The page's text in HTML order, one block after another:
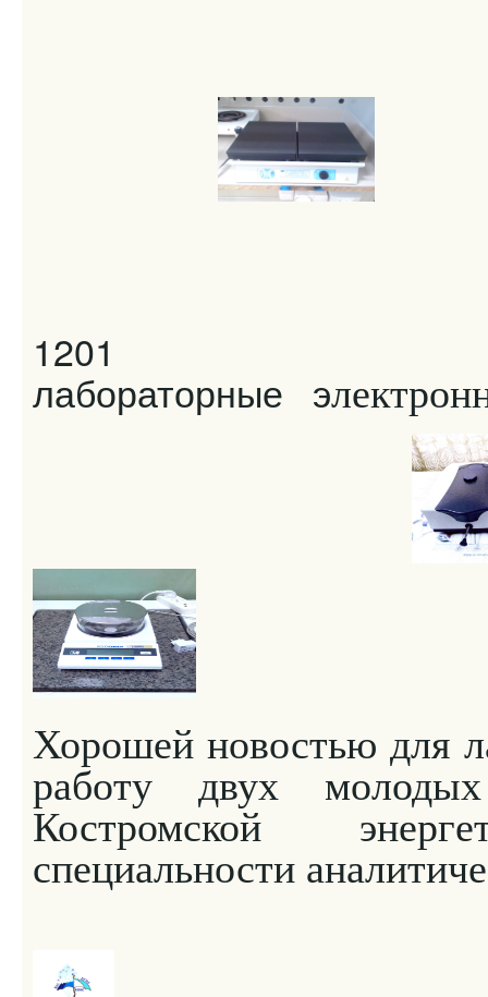
лабораторные э
Хорошей новостью для
работу двух
Костромской
специальности